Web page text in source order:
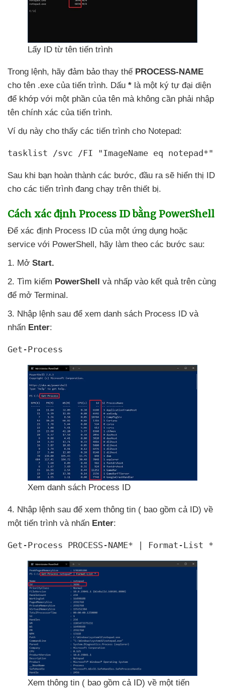
Lấy ID từ tên tiến trình
Trong lệnh, hãy đảm bảo thay thế PROCESS-NAME
cho tên .exe của tiến trình. Dấu * là một ký tự đại diện
để khớp với một phần của tên mà không cần phải nhập
tên chính xác của tiến trình.
Ví dụ này cho thấy các tiến trình cho Notepad:
tasklist /svc /FI "ImageName eq notepad*"
Sau khi bạn hoàn thành các bước, đầu ra sẽ hiển thị ID
cho các tiến trình đang chạy trên thiết bị.
Cách xác định Process ID bằng PowerShell
Để xác định Process ID của một ứng dụng hoặc
service với PowerShell, hãy làm theo các bước sau:
1. Mở Start.
2. Tìm kiếm PowerShell và nhấp vào kết quả trên cùng
để mở Terminal.
3. Nhập lệnh sau để xem danh sách Process ID và
nhấn Enter:
Get-Process
Xem danh sách Process ID
4. Nhập lệnh sau để xem thông tin ( bao gồm cả ID) về
một tiến trình và nhấn Enter:
Get-Process PROCESS-NAME* | Format-List *
Xem thông tin ( bao gồm cả ID) về một tiến